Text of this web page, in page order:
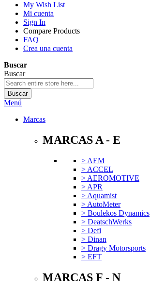
My Wish List
Mi cuenta
Sign In
Compare Products
FAQ
Crea una cuenta
Buscar
Buscar
Buscar
Menú
Marcas
MARCAS A - E
> AEM
> ACCEL
> AEROMOTIVE
> APR
> Aquamist
> AutoMeter
> Boulekos Dynamics
> DeatschWerks
> Defi
> Dinan
> Dragy Motorsports
> EFT
MARCAS F - N